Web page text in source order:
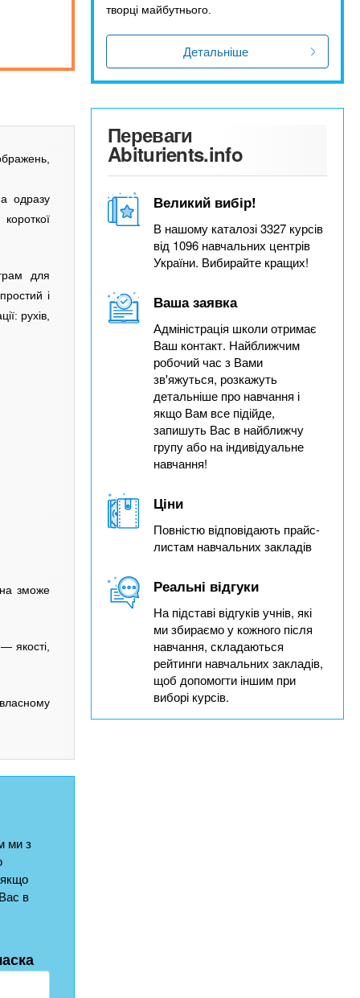
одразу
для
і
рухів,
зможе
якості,
ми з
в
творці майбутнього.
Детальніше
Переваги
Abiturients.info
Великий вибір!
В нашому каталозі 3327 курсів
від 1096 навчальних центрів
України. Вибирайте кращих!
Ваша заявка
Адміністрація школи отримає
Ваш контакт. Найближчим
робочий час з Вами
зв'яжуться, розкажуть
детальніше про навчання і
якщо Вам все підійде,
запишуть Вас в найближчу
групу або на індивідуальне
навчання!
Ціни
Повністю відповідають прайс-
листам навчальних закладів
Реальні відгуки
На підставі відгуків учнів, які
ми збираємо у кожного після
навчання, складаються
рейтинги навчальних закладів,
щоб допомогти іншим при
виборі курсів.